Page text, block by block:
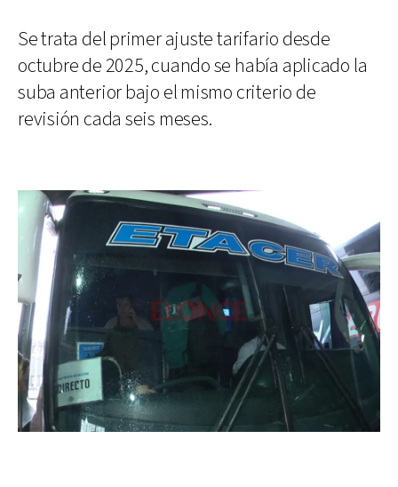
Se trata del primer ajuste tarifario desde
octubre de 2025, cuando se había aplicado la
suba anterior bajo el mismo criterio de
revisión cada seis meses.